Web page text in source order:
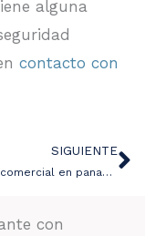
alguna
contacto con
SIGUIENTE
Seguridad comercial en panamá
con